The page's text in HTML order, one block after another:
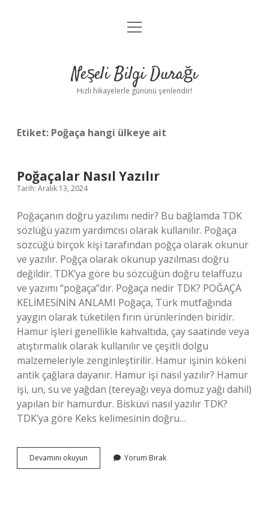
Anasayfa
Yasal Uyarı
menüyü
Neşeli Bilgi Durağı
Hızlı hikayelerle gününü şenlendir!
Etiket: Poğaça hangi ülkeye ait
Poğaçalar Nasıl Yazılır
Tarih: Aralık 13, 2024
Poğaçanın doğru yazılımı nedir? Bu bağlamda TDK
sözlüğü yazım yardımcısı olarak kullanılır. Poğaça
sözcüğü birçok kişi tarafından poğça olarak okunur
ve yazılır. Poğça olarak okunup yazılması doğru
değildir. TDK’ya göre bu sözcüğün doğru telaffuzu
ve yazımı “poğaça”dır. Poğaça nedir TDK? POĞAÇA
KELİMESİNİN ANLAMI Poğaça, Türk mutfağında
yaygın olarak tüketilen fırın ürünlerinden biridir.
Hamur işleri genellikle kahvaltıda, çay saatinde veya
atıştırmalık olarak kullanılır ve çeşitli dolgu
malzemeleriyle zenginleştirilir. Hamur işinin kökeni
antik çağlara dayanır. Hamur işi nasıl yazılır? Hamur
işi, un, su ve yağdan (tereyağı veya domuz yağı dahil)
yapılan bir hamurdur. Bisküvi nasıl yazılır TDK?
TDK’ya göre Keks kelimesinin doğru…
Devamını okuyun Poğaçalar
Nasıl
Yorum Bırak